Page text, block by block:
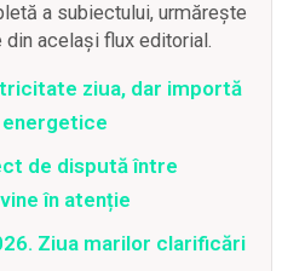
a subiectului, urmărește
același flux editorial.
ziua, dar importă
de dispută între
în atenție
Ziua marilor clarificări